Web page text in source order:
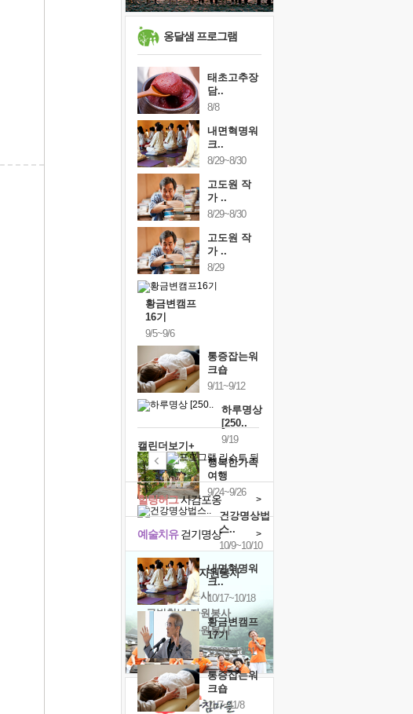
유년 시절의 부산 영도 바다
못된 꼰대들
거울 속의 나
옹달샘 프로그램
태초고추장
담..
8/8
내면혁명워
크..
8/29~8/30
고도원 작
가 ..
8/29~8/30
고도원 작
가 ..
8/29
황금변캠프
16기
9/5~9/6
통증잡는워
크숍
9/11~9/12
하루명상
[250..
9/19
행복한가족
여행
9/24~9/26
건강명상법
스..
10/9~10/10
내면혁명워
크..
10/17~10/18
황금변캠프
17기
10/30~10/31
통증잡는워
크숍
11/7~11/8
캘린더보기+
예술치유걷기명상 >
힐링허그사감포옹 >
'옹달샘의 꽃'자원봉사
· 청년 자원봉사
· 금빛청년 자원봉사
· 음식연구 자원봉사